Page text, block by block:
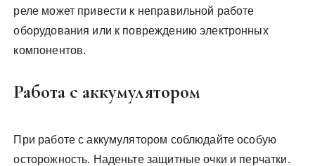
реле может привести к неправильной работе
оборудования или к повреждению электронных
компонентов.
Работа с аккумулятором
При работе с аккумулятором соблюдайте особую
осторожность. Наденьте защитные очки и перчатки.